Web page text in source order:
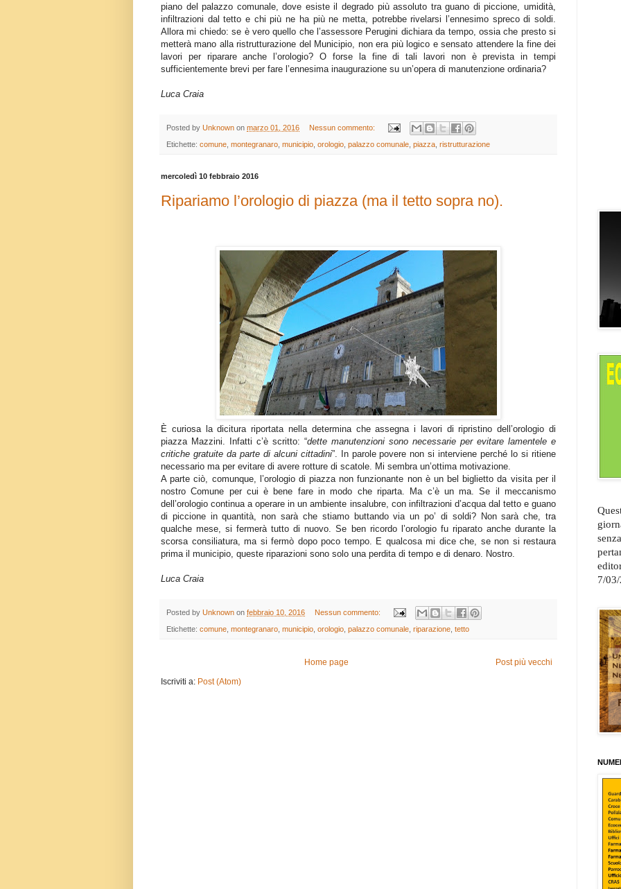
piano del palazzo comunale, dove esiste il degrado più assoluto tra guano di piccione, umidità,
infiltrazioni dal tetto e chi più ne ha più ne metta, potrebbe rivelarsi l’ennesimo spreco di soldi.
Allora mi chiedo: se è vero quello che l’assessore Perugini dichiara da tempo, ossia che presto si
metterà mano alla ristrutturazione del Municipio, non era più logico e sensato attendere la fine dei
lavori per riparare anche l’orologio? O forse la fine di tali lavori non è prevista in tempi
sufficientemente brevi per fare l’ennesima inaugurazione su un’opera di manutenzione ordinaria?
Luca Craia
Posted by Unknown on marzo 01, 2016 Nessun commento:
Etichette: comune montegranaro municipio orologio palazzo comunale piazza ristrutturazione
mercoledì 10 febbraio 2016
Ripariamo l’orologio di piazza (ma il tetto sopra no).
È curiosa la dicitura riportata nella determina che assegna i lavori di ripristino dell’orologio di
piazza Mazzini. Infatti c’è scritto: “dette manutenzioni sono necessarie per evitare lamentele e
critiche gratuite da parte di alcuni cittadini”. In parole povere non si interviene perché lo si ritiene
necessario ma per evitare di avere rotture di scatole. Mi sembra un’ottima motivazione.
A parte ciò, comunque, l’orologio di piazza non funzionante non è un bel biglietto da visita per il
nostro Comune per cui è bene fare in modo che riparta. Ma c’è un ma. Se il meccanismo
dell’orologio continua a operare in un ambiente insalubre, con infiltrazioni d’acqua dal tetto e guano
di piccione in quantità, non sarà che stiamo buttando via un po’ di soldi? Non sarà che, tra
qualche mese, si fermerà tutto di nuovo. Se ben ricordo l’orologio fu riparato anche durante la
scorsa consiliatura, ma si fermò dopo poco tempo. E qualcosa mi dice che, se non si restaura
prima il municipio, queste riparazioni sono solo una perdita di tempo e di denaro. Nostro.
Luca Craia
Posted by Unknown on febbraio 10, 2016 Nessun commento:
Etichette: comune montegranaro municipio orologio palazzo comunale riparazione tetto
Post più vecchi
Home page
Iscriviti a: Post (Atom)
7/